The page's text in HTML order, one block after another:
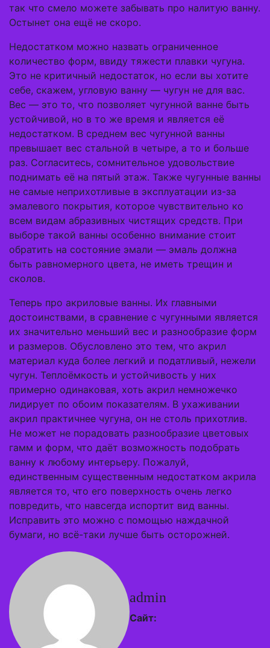
так что смело можете забывать про налитую ванну.
Остынет она ещё не скоро.
Недостатком можно назвать ограниченное
количество форм, ввиду тяжести плавки чугуна.
Это не критичный недостаток, но если вы хотите
себе, скажем, угловую ванну — чугун не для вас.
Вес — это то, что позволяет чугунной ванне быть
устойчивой, но в то же время и является её
недостатком. В среднем вес чугунной ванны
превышает вес стальной в четыре, а то и больше
раз. Согласитесь, сомнительное удовольствие
поднимать её на пятый этаж. Также чугунные ванны
не самые неприхотливые в эксплуатации из-за
эмалевого покрытия, которое чувствительно ко
всем видам абразивных чистящих средств. При
выборе такой ванны особенно внимание стоит
обратить на состояние эмали — эмаль должна
быть равномерного цвета, не иметь трещин и
сколов.
Теперь про акриловые ванны. Их главными
достоинствами, в сравнение с чугунными является
их значительно меньший вес и разнообразие форм
и размеров. Обусловлено это тем, что акрил
материал куда более легкий и податливый, нежели
чугун. Теплоёмкость и устойчивость у них
примерно одинаковая, хоть акрил немножечко
лидирует по обоим показателям. В ухаживании
акрил практичнее чугуна, он не столь прихотлив.
Не может не порадовать разнообразие цветовых
гамм и форм, что даёт возможность подобрать
ванну к любому интерьеру. Пожалуй,
единственным существенным недостатком акрила
является то, что его поверхность очень легко
повредить, что навсегда испортит вид ванны.
Исправить это можно с помощью наждачной
бумаги, но всё-таки лучше быть осторожней.
admin
Сайт: